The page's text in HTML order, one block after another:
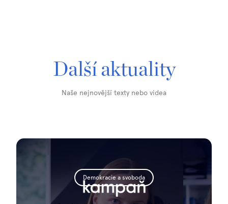
Další aktuality
Naše nejnovější texty nebo videa
Demokracie a svoboda